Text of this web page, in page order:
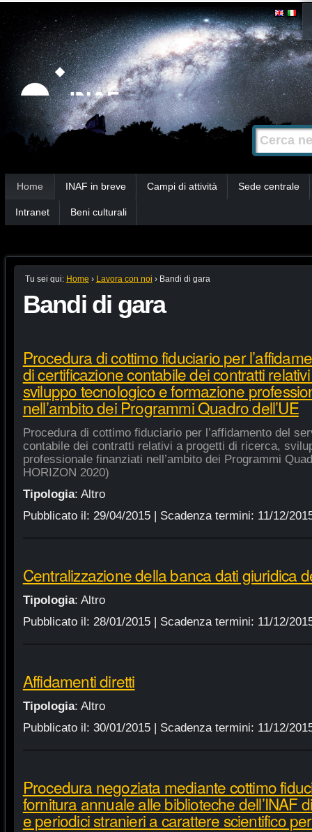
Strumenti
personali
Salta
contenuti.
|
Salta
alla
navigazione
Cerca nel
Ricerca
avanzata…
Home INAF in breve Campi di attività Sede centrale
Intranet Beni culturali
Tu sei qui: Home › Lavora con noi › Bandi di gara
Bandi di gara
Procedura di cottimo fiduciario per
di certificazione contabile dei contratti
sviluppo tecnologico e formazione
nell’ambito dei Programmi Quadro dell’UE
Procedura di cottimo fiduciario per l’affidamento del
contabile dei contratti relativi a progetti di ricerca,
professionale finanziati nell’ambito dei Programmi
HORIZON 2020)
Tipologia: Altro
Pubblicato il: 29/04/2015| Scadenza termini: 11/12/
Centralizzazione della banca dati giuridica
Tipologia: Altro
Pubblicato il: 28/01/2015| Scadenza termini: 11/12/
Affidamenti diretti
Tipologia: Altro
Pubblicato il: 30/01/2015| Scadenza termini: 11/12/
Procedura negoziata mediante cottimo
fornitura annuale alle biblioteche dell’INAF
e periodici stranieri a carattere scientifico